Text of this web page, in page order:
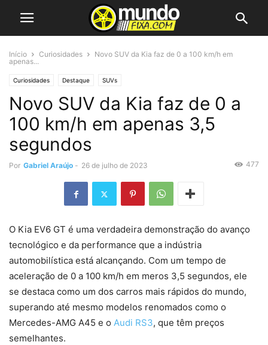
Início Curiosidades
Novo SUV da Kia faz de 0 a 100 km/h em
apenas...
Curiosidades Destaque SUVs
Novo SUV da Kia faz de 0 a
100 km/h em apenas 3,5
segundos
Por Gabriel Araújo - 26 de julho de 2023 477
O Kia EV6 GT é uma verdadeira demonstração do avanço
tecnológico e da performance que a indústria
automobilística está alcançando. Com um tempo de
aceleração de 0 a 100 km/h em meros 3,5 segundos, ele
se destaca como um dos carros mais rápidos do mundo,
superando até mesmo modelos renomados como o
Mercedes-AMG A45 e o Audi RS3, que têm preços
semelhantes.